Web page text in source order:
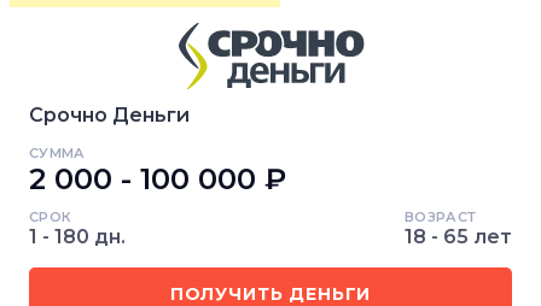
Срочно Деньги
СУММА
2 000 - 100 000 ₽
СРОК
1 - 180 дн.
ВОЗРАСТ
18 - 65 лет
ПОЛУЧИТЬ ДЕНЬГИ